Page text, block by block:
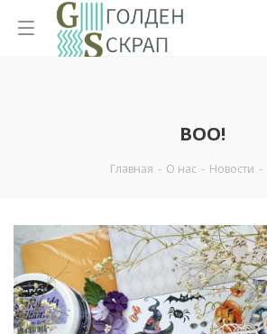
BOO!
Главная - О нас - Новости -